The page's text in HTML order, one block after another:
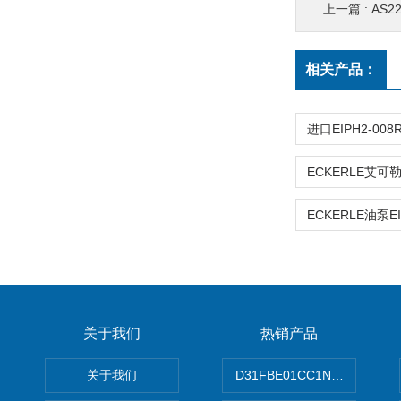
上一篇 :
相关产品：
关于我们
关于我们
热销产品